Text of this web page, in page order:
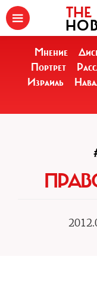
Мнение
Портрет
Израиль